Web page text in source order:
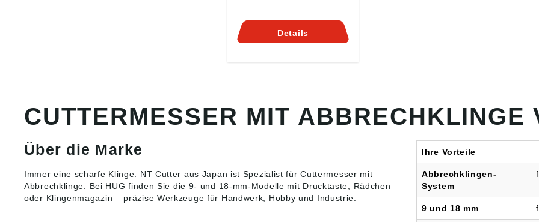
Lieferung: Mit 2
Abbrechklingen.
Details
CUTTERMESSER MIT ABBRECHKLINGE
Über die Marke
Immer eine scharfe Klinge: NT Cutter aus Japan ist Spezialist fürCuttermesser mit
Abbrechklinge. Bei HUG finden Sie die 9- und 18-mm-Modelle mit Drucktaste, Rädchen
oder Klingenmagazin – präzise Werkzeuge für Handwerk, Hobby und Industrie.
Ihre Vorteile
Abbrechklingen-
System
9 und 18 mm